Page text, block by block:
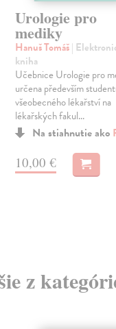
Urologie pro
mediky
Hanuš Tomáš|
kniha
Učebnice Urologie pro
určena především
všeobecného lékařství na
lékařských fakul...
Na stiahnutie ako
10,00 €
z